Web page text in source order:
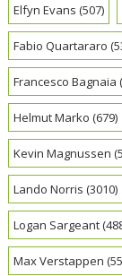
Elfyn Evans (507)
Fabio Quartararo
Francesco Bagnaia
Helmut Marko (679)
Kevin Magnussen
Lando Norris (3010)
Logan Sargeant
Max Verstappen